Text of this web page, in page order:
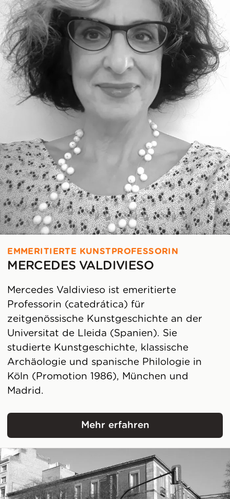
EMMERITIERTE KUNSTPROFESSORIN
MERCEDES VALDIVIESO
Mercedes Valdivieso ist emeritierte
Professorin (catedrática) für
zeitgenössische Kunstgeschichte an der
Universitat de Lleida (Spanien). Sie
studierte Kunstgeschichte, klassische
Archäologie und spanische Philologie in
Köln (Promotion 1986), München und
Madrid.
Mehr erfahren